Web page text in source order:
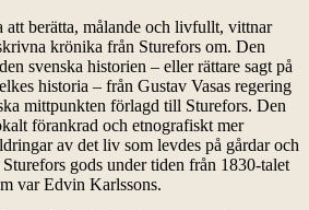
att berätta, målande och livfullt, vittnar
krönika från Sturefors om. Den
svenska historien – eller rättare sagt på
historia – från Gustav Vasas regering
mittpunkten förlagd till Sturefors. Den
förankrad och etnografiskt mer
av det liv som levdes på gårdar och
gods under tiden från 1830-talet
var Edvin Karlssons.